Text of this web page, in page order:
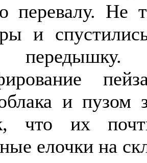
перевалу. Не
и
и пузом
что их
елочки на